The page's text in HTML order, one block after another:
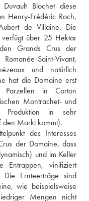
Blochet diese
Henry-Frédéric Roch,
de Villaine. Die
über 25 Hektar
Grands Crus der
Saint-Vivant,
und natürlich
hat die Domaine erst
in Corton
Montrachet- und
Produktion in sehr
Markt kommt).
des Interesses
der Domaine, dass
und im Keller
vinifiziert
Ernteerträge sind
wie beispielsweise
Mengen nicht